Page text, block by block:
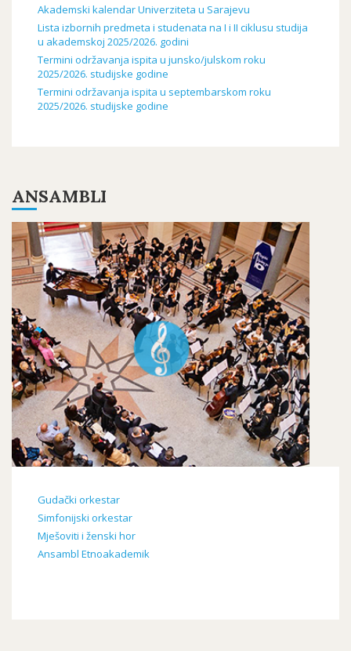
Akademski kalendar Univerziteta u Sarajevu
Lista izbornih predmeta i studenata na I i II ciklusu studija
u akademskoj 2025/2026. godini
Termini održavanja ispita u junsko/julskom roku
2025/2026. studijske godine
Termini održavanja ispita u septembarskom roku
2025/2026. studijske godine
ANSAMBLI
ANSAMBLI2019-
5.PNG
Gudački orkestar
Simfonijski orkestar
Mješoviti i ženski hor
Ansambl Etnoakademik